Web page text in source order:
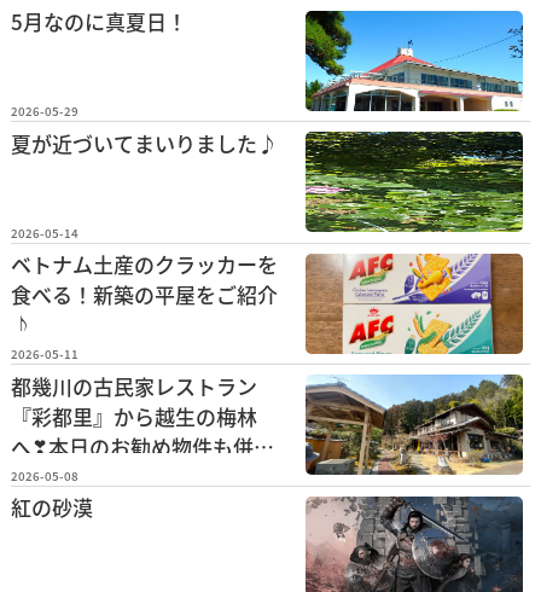
5月なのに真夏日！
2026-05-29
夏が近づいてまいりました♪
2026-05-14
ベトナム土産のクラッカーを
食べる！新築の平屋をご紹介
♪
2026-05-11
都幾川の古民家レストラン
『彩都里』から越生の梅林
へ❣本日のお勧め物件も併せ
てご紹介いたします！
2026-05-08
紅の砂漠